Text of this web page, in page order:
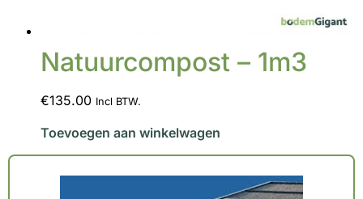
Natuurcompost – 1m3
€135.00 Incl BTW.
Toevoegen aan winkelwagen